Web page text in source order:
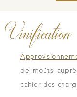
Vinification
de moûts
cahier des